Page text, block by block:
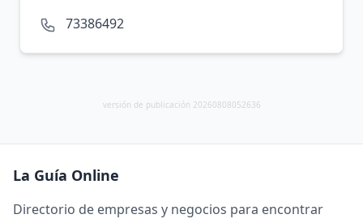
73386492
versión de publicación 20260808052636
La Guía Online
Directorio de empresas y negocios para encontrar